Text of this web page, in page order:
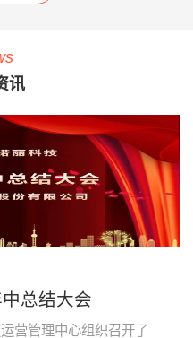
过系统设定各项绩效指标，系
“公开、全貌、闭环”的分析及
预警，可有效激励员工主动提
“指哪打哪”的调控指挥棒与全
员自主对照改善的作用。· 提
升管理的水平：一方面，对车
辆设备故障、检修效率等量化
分析，将充分暴露管理的薄弱
环节，为有针对性提升管理水
平提供依据；另一方面，系统
提升地铁运营企业运营管理能
力。· 为决策提供依据：车辆
设备健康状态、车辆检修作业
站端或车辆段的入段线上，具
探测、制动闸片磨耗检测、自
动识别列车车号、自动判别行
及数据管理等功能，能做到故
障定位及故障跟踪。通过计算
机软件分析，实现对车辆轮对
安全状态进行预报，使列检工
人及时发现并处理车辆故障，
为列车安全运营保驾护航。
产品子系统： 车号图像
统 轮对尺寸检测系统
轴温在线检测系统 产品优
势： 1、体积小:采用了多
讯
总结大会
营管理中心组织召开了